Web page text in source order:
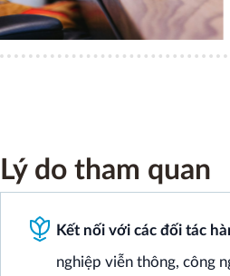
Lý do tham quan
Kết nối với các đối tác
nghiệp viễn thông, công